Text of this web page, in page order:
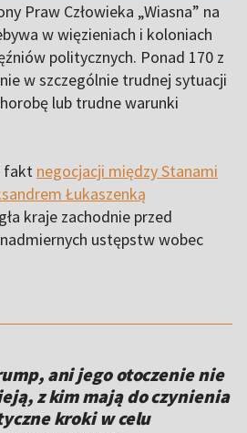
Praw Człowieka „Wiasna” na
w więzieniach i koloniach
politycznych. Ponad 170 z
w szczególnie trudnej sytuacji
lub trudne warunki
fakt negocjacji między Stanami
Łukaszenką
kraje zachodnie przed
ustępstw wobec
ani jego otoczenie nie
z kim mają do czynienia
kroki w celu